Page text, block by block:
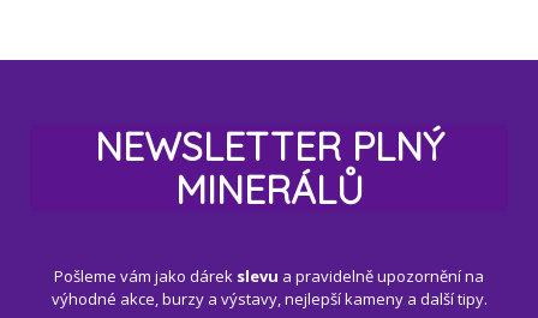
NEWSLETTER PLNÝ
MINERÁLŮ
Pošleme vám jako dárek slevu a pravidelně upozornění na
výhodné akce, burzy a výstavy, nejlepší kameny a další tipy.